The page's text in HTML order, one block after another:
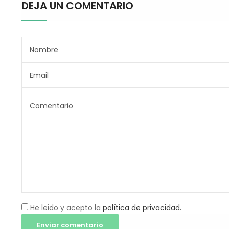
DEJA UN COMENTARIO
He leido y acepto la política de privacidad.